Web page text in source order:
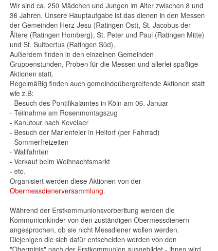
Wir sind ca. 250 Mädchen und Jungen im Alter zwischen 8 und
36 Jahren. Unsere Hauptaufgabe ist das dienen in den Messen
der Gemeinden Herz-Jesu (Ratingen Ost), St. Jacobus der
Ältere (Ratingen Homberg), St. Peter und Paul (Ratingen Mitte)
und St. Suitbertus (Ratingen Süd).
Außerdem finden in den einzelnen Gemeinden
Gruppenstunden, Proben für die Messen und allerlei spaßige
Aktionen statt.
Regelmäßig finden auch gemeindeübergreifende Aktionen statt
wie z.B:
- Besuch des Pontifikalamtes in Köln am 06. Januar
- Teilnahme am Rosenmontagszug
- Kanutour nach Kevelaer
- Besuch der Marienfeier in Heltorf (per Fahrrad)
- Sommerfreizeiten
- Wallfahrten
- Verkauf beim Weihnachtsmarkt
- etc.
Organisiert werden diese Aktionen von der
Obermessdienerversammlung.
Während der Erstkommunionsvorberitung werden die
Kommunionkinder von den zuständigen Obermessdienern
angesprochen, ob sie nicht Messdiener wollen werden.
Diejenigen die sich dafür entscheiden werden von den
"Oberminis" nach der Erstkommunion ausgebildet - ihnen wird